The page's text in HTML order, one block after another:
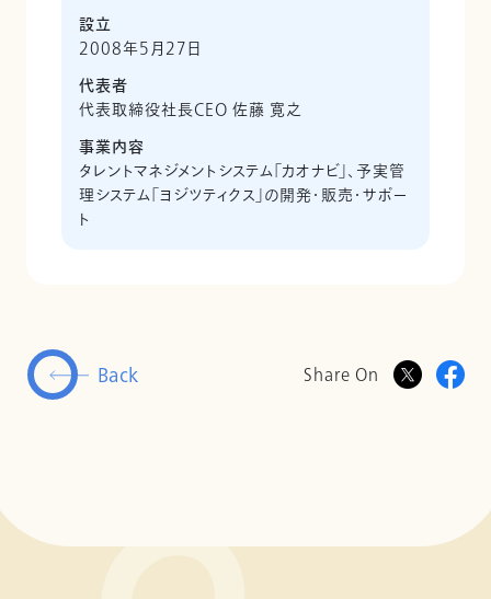
設立
2008年5月27日
代表者
代表取締役社長CEO 佐藤 寛之
事業内容
タレントマネジメントシステム「カオナビ」、予実管
理システム「ヨジツティクス」の開発・販売・サポー
ト
Back Share On